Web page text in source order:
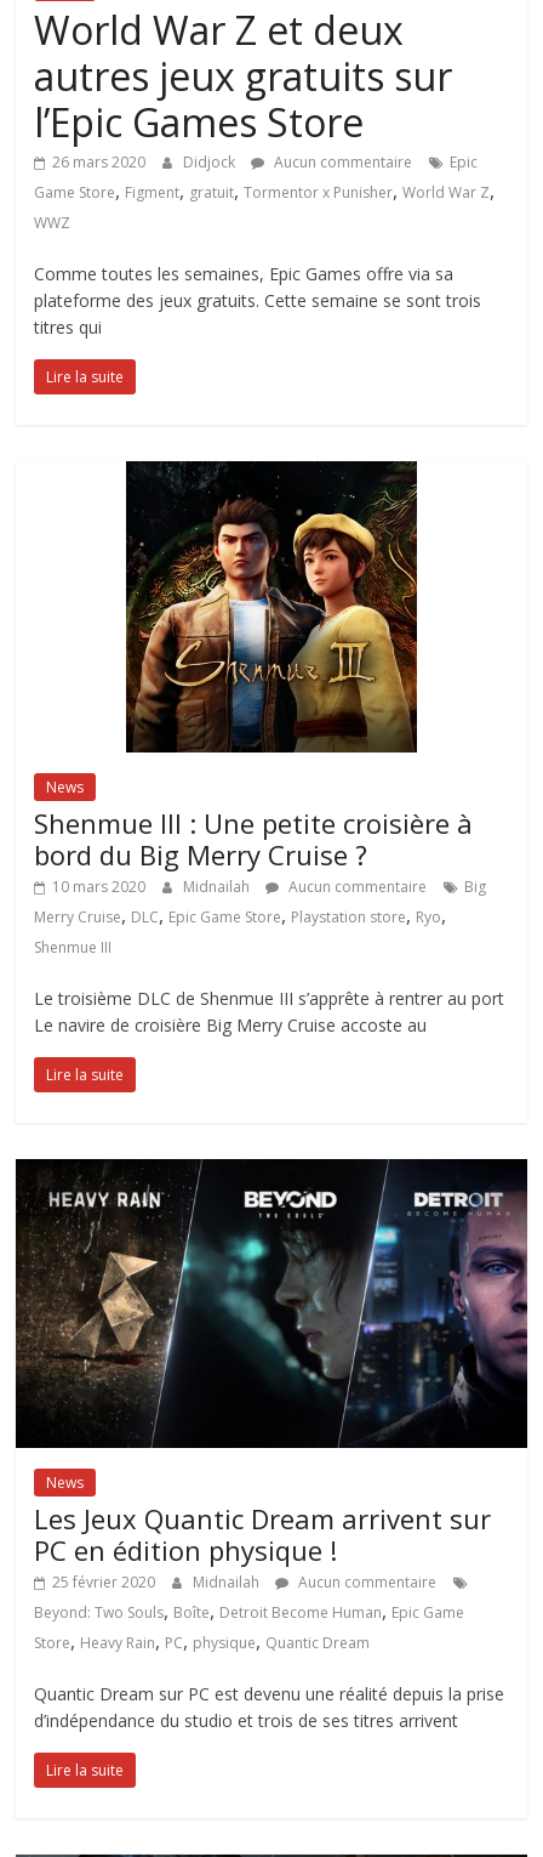
World War Z et deux
autres jeux gratuits sur
l’Epic Games Store
26 mars 2020 Didjock Aucun commentaire
Epic
Game Store, Figment, gratuit,Tormentor x Punisher,World War Z,
WWZ
Comme toutes les semaines, Epic Games offre via sa
plateforme des jeux gratuits. Cette semaine se sont trois
titres qui
Lire la suite
News
Shenmue III : Une petite croisière à
bord du Big Merry Cruise ?
10 mars 2020 Midnailah Aucun commentaire
Big
Merry Cruise, DLC, Epic Game Store, Playstation store, Ryo,
Shenmue III
Le troisième DLC de Shenmue III s’apprête à rentrer au port
Le navire de croisière Big Merry Cruise accoste au
Lire la suite
News
Les Jeux Quantic Dream arrivent sur
PC en édition physique !
25 février 2020 Midnailah
Aucun commentaire
Beyond: Two Souls, Boîte, Detroit Become Human, Epic Game
Store, Heavy Rain, PC, physique, Quantic Dream
Quantic Dream sur PC est devenu une réalité depuis la prise
d’indépendance du studio et trois de ses titres arrivent
Lire la suite